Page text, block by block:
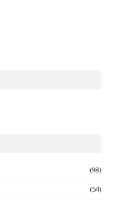
(98)
(54)